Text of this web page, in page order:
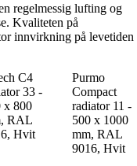
regelmessig lufting og
Kvaliteten på
innvirkning på levetiden
C4
33 -
x 800
RAL
Hvit
Purmo
Compact
radiator 11 -
500 x 1000
mm, RAL
9016, Hvit